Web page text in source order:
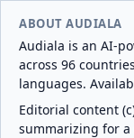
ABOUT AUDIALA
Audiala is an AI-
across 96
languages.
Editorial content
summarizing for a